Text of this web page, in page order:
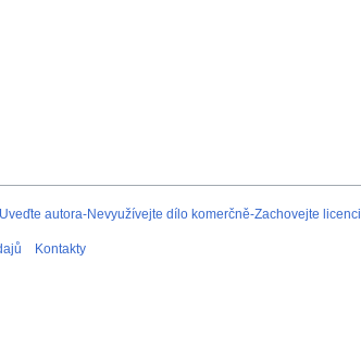
autora-Nevyužívejte dílo komerčně-Zachovejte licenci
Kontakty